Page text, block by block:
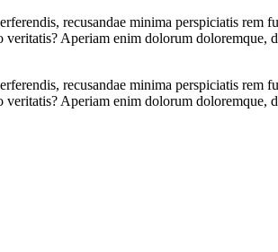
recusandae minima perspiciatis rem
Aperiam enim dolorum doloremque,
recusandae minima perspiciatis rem
Aperiam enim dolorum doloremque,